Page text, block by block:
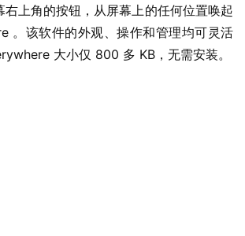
右上角的按钮，从屏幕上的任何位置唤起
。该软件的外观、操作和管理均可灵活
大小仅 800 多 KB，无需安装。